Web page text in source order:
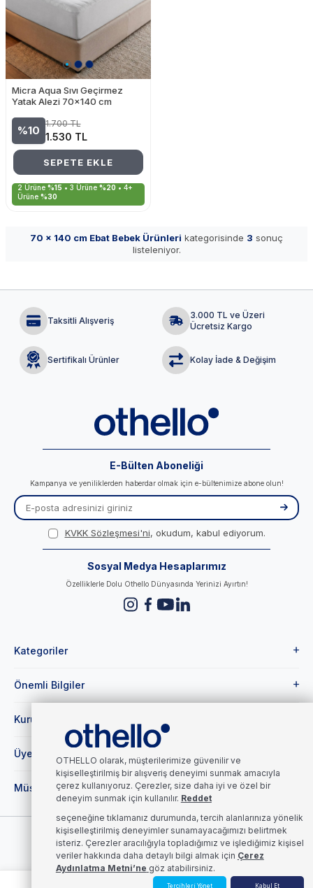
0
Micra Aqua Sıvı Geçirmez
Yatak Alezi 70x140 cm
%10
1.700TL
1.530 TL
SEPETE EKLE
2 Ürüne %15 • 3 Ürüne %20 • 4+
Ürüne %30
70 x 140 cm Ebat Bebek Ürünleri kategorisinde 3 sonuç
listeleniyor.
Taksitli Alışveriş
3.000 TL ve Üzeri
Ücretsiz Kargo
Sertifikalı Ürünler Kolay İade & Değişim
Kategoriler
Önemli Bilgiler
Kurumsal
Üye
Müşteri Hizmetleri
E-Bülten Aboneliği
Kampanya ve yeniliklerden haberdar olmak için e-bültenimize abone olun!
KVKK Sözleşmesi'ni, okudum, kabul ediyorum.
Sosyal Medya Hesaplarımız
Özelliklerle Dolu Othello Dünyasında Yerinizi Ayırtın!
©2025 OTHELLO, Tarafından Tüm Haklar Saklıdır.
OTHELLO olarak, müşterilerimize güvenilir ve
kişiselleştirilmiş bir alışveriş deneyimi sunmak amacıyla
çerez kullanıyoruz. Çerezler, size daha iyi ve özel bir
deneyim sunmak için kullanılır. Reddet
seçeneğine tıklamanız durumunda, tercih alanlarınıza yönelik
kişiselleştirilmiş deneyimler sunamayacağımızı belirtmek
isteriz. Çerezler aracılığıyla topladığımız ve işlediğimiz kişisel
veriler hakkında daha detaylı bilgi almak için Çerez
Aydınlatma Metni’ne göz atabilirsiniz.
Tercihleri Yönet Kabul Et